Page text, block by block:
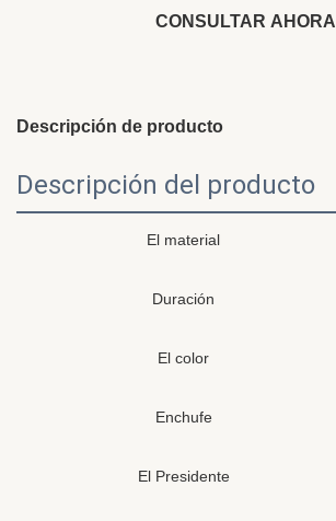
CONSULTAR AHORA
Descripción de producto
Descripción del producto
El material
Duración
El color
Enchufe
El Presidente